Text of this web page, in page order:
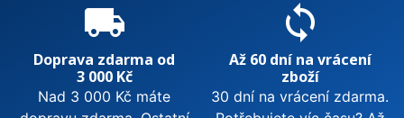
local_shipping
Doprava zdarma od
3 000 Kč
Nad 3 000 Kč máte
sync
Až 60 dní na vrácení
zboží
30 dní na vrácení zdarma.